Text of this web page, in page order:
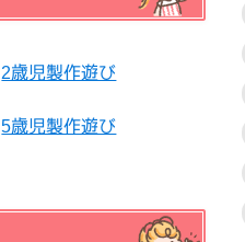
2歳児製作遊び
5歳児製作遊び